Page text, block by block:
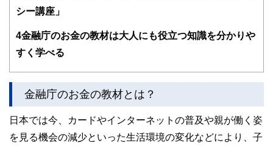
ど150名以上の有資格者を執筆者・監修者として迎え、むず
をわかりやすく発信している点です。
執筆者・監修者による執筆体制を築くことで、内容のわかり
やすさはもちろんのこと、読み応えのあるコンテンツと確か
私たちは、快適でより良い生活のアイデアを提供するお金の
コンシェルジュを目指します。
シー講座」
4金融庁のお金の教材は大人にも役立つ知識を分かりや
すく学べる
金融庁のお金の教材とは？
日本では今、カードやインターネットの普及や親が働く姿
を見る機会の減少といった生活環境の変化などにより、子